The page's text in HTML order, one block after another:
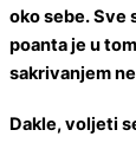
oko sebe. Sve
poanta je u
sakrivanjem
Dakle, voljeti